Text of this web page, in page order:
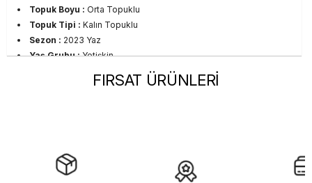
Topuk Boyu : Orta Topuklu
Topuk Tipi : Kalın Topuklu
Sezon : 2023 Yaz
Yaş Grubu :Yetişkin
Stüdyo Çekim Ortamında Bulunan Işık ve
Gölgelenmelerden Dolayı Renk Farklılıkları Olabilir
FIRSAT ÜRÜNLERİ